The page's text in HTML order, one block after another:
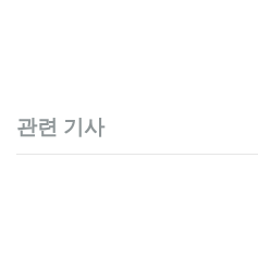
관련 기사